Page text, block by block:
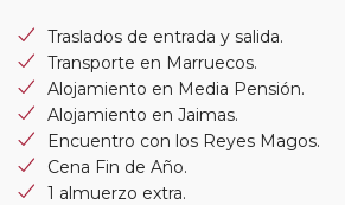
Traslados de entrada y salida.
Transporte en Marruecos.
Alojamiento en Media Pensión.
Alojamiento en Jaimas.
Encuentro con los Reyes Magos.
Cena Fin de Año.
1 almuerzo extra.